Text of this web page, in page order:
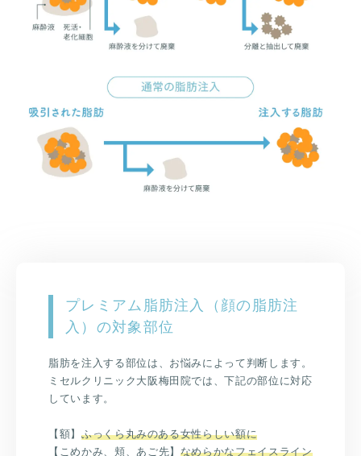
プレミアム脂肪注入（顔の脂肪注
入）の対象部位
脂肪を注入する部位は、お悩みによって判断します。
ミセルクリニック大阪梅田院では、下記の部位に対応
しています。
【額】 ふっくら丸みのある女性らしい額に
【こめかみ、頬、あご先】 なめらかなフェイスライン